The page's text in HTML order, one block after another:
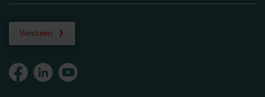
Versturen